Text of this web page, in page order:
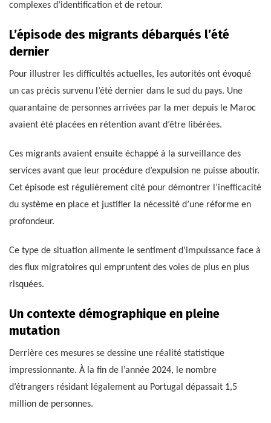
complexes d’identification et de retour.
L’épisode des migrants débarqués l’été
dernier
Pour illustrer les difficultés actuelles, les autorités ont évoqué
un cas précis survenu l’été dernier dans le sud du pays. Une
quarantaine de personnes arrivées par la mer depuis le Maroc
avaient été placées en rétention avant d’être libérées.
Ces migrants avaient ensuite échappé à la surveillance des
services avant que leur procédure d’expulsion ne puisse aboutir.
Cet épisode est régulièrement cité pour démontrer l’inefficacité
du système en place et justifier la nécessité d’une réforme en
profondeur.
Ce type de situation alimente le sentiment d’impuissance face à
des flux migratoires qui empruntent des voies de plus en plus
risquées.
Un contexte démographique en pleine
mutation
Derrière ces mesures se dessine une réalité statistique
impressionnante. À la fin de l’année 2024, le nombre
d’étrangers résidant légalement au Portugal dépassait 1,5
million de personnes.